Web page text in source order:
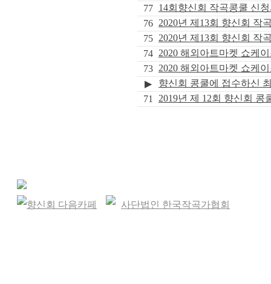
77
14회향신회 작곡콩쿨 신
76
2020년 제13회 향신회 작
75
2020년 제13회 향신회 작
74
2020 해외아트마켓 쇼케
73
2020 해외아트마켓 쇼케
▶
향신회 콩쿨에 접수하신
71
2019년 제 12회 향신회 콩
향신회 다음카페 사단법인 한국작곡가협회